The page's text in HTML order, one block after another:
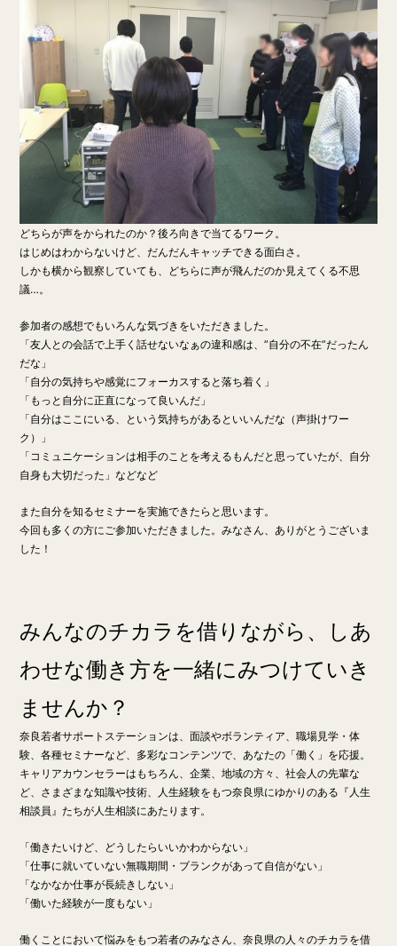
どちらが声をかられたのか？後ろ向きで当てるワーク。
はじめはわからないけど、だんだんキャッチできる面白さ。
しかも横から観察していても、どちらに声が飛んだのか見えてくる不思
議…。
参加者の感想でもいろんな気づきをいただきました。
「友人との会話で上手く話せないなぁの違和感は、”自分の不在”だったん
だな」
「自分の気持ちや感覚にフォーカスすると落ち着く」
「もっと自分に正直になって良いんだ」
「自分はここにいる、という気持ちがあるといいんだな（声掛けワー
ク）」
「コミュニケーションは相手のことを考えるもんだと思っていたが、自分
自身も大切だった」などなど
また自分を知るセミナーを実施できたらと思います。
今回も多くの方にご参加いただきました。みなさん、ありがとうございま
した！
みんなのチカラを借りながら、しあ
わせな働き方を一緒にみつけていき
ませんか？
奈良若者サポートステーションは、面談やボランティア、職場見学・体
験、各種セミナーなど、多彩なコンテンツで、あなたの「働く」を応援。
キャリアカウンセラーはもちろん、企業、地域の方々、社会人の先輩な
ど、さまざまな知識や技術、人生経験をもつ奈良県にゆかりのある『人生
相談員』たちが人生相談にあたります。
「働きたいけど、どうしたらいいかわからない」
「仕事に就いていない無職期間・ブランクがあって自信がない」
「なかなか仕事が長続きしない」
「働いた経験が一度もない」
働くことにおいて悩みをもつ若者のみなさん、奈良県の人々のチカラを借